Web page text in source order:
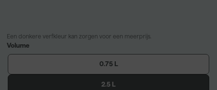
Een donkere verfkleur kan zorgen voor een meerprijs.
Volume
0.75 L
2.5 L